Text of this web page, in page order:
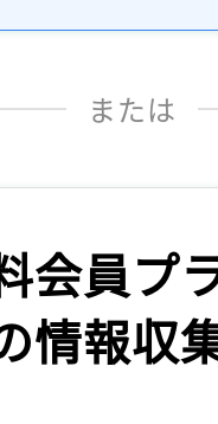
または
会員プ
情報収